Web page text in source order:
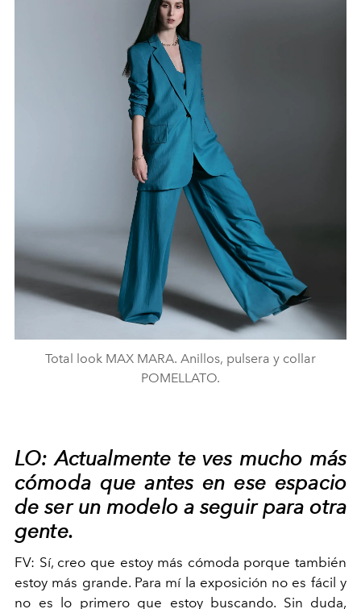
Total look MAX MARA. Anillos, pulsera y collar
POMELLATO.
LO: Actualmente te ves mucho más
cómoda que antes en ese espacio
de ser un modelo a seguir para otra
gente.
FV: Sí, creo que estoy más cómoda porque también
estoy más grande. Para mí la exposición no es fácil y
no es lo primero que estoy buscando. Sin duda,